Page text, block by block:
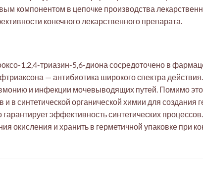
компонентом в цепочке производства
конечного лекарственного препарата.
1,2,4-триазин-5,6-диона сосредоточено в
— антибиотика широкого спектра
и инфекции мочевыводящих путей. Помимо
в синтетической органической химии для
эффективность синтетических
окисления и хранить в герметичной упаковке при